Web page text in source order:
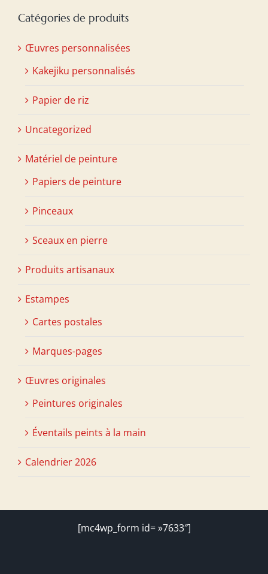
Catégories de produits
Œuvres personnalisées
Kakejiku personnalisés
Papier de riz
Uncategorized
Matériel de peinture
Papiers de peinture
Pinceaux
Sceaux en pierre
Produits artisanaux
Estampes
Cartes postales
Marques-pages
Œuvres originales
Peintures originales
Éventails peints à la main
Calendrier 2026
[mc4wp_form id= »7633″]